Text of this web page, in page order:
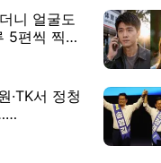
니 얼굴도
5편씩 찍어
·TK서 정청
격차 벌